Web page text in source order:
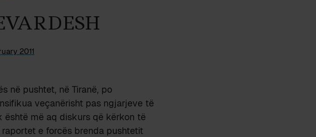
2011
në pushtet, në Tiranë, po
veçanërisht pas ngjarjeve të
është më aq diskurs që kërkon të
e forcës brenda pushtetit